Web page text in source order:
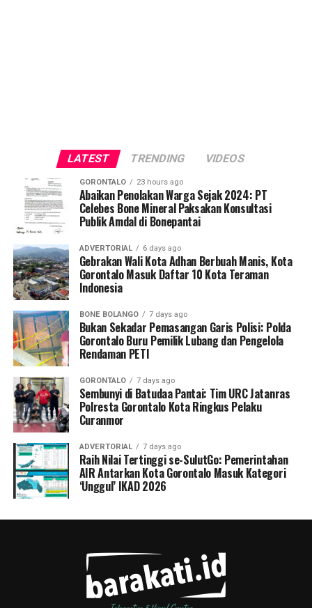
LATEST TRENDING VIDEOS
GORONTALO 23 hours ago
Abaikan Penolakan Warga Sejak 2024: PT
Celebes Bone Mineral Paksakan Konsultasi
Publik Amdal di Bonepantai
ADVERTORIAL 6 days ago
Gebrakan Wali Kota Adhan Berbuah Manis, Kota
Gorontalo Masuk Daftar 10 Kota Teraman
Indonesia
BONE BOLANGO 7 days ago
Bukan Sekadar Pemasangan Garis Polisi: Polda
Gorontalo Buru Pemilik Lubang dan Pengelola
Rendaman PETI
GORONTALO 7 days ago
Sembunyi di Batudaa Pantai: Tim URC Jatanras
Polresta Gorontalo Kota Ringkus Pelaku
Curanmor
ADVERTORIAL 7 days ago
Raih Nilai Tertinggi se-SulutGo: Pemerintahan
AIR Antarkan Kota Gorontalo Masuk Kategori
‘Unggul’ IKAD 2026